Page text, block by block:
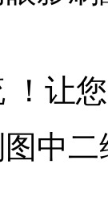
！让
中